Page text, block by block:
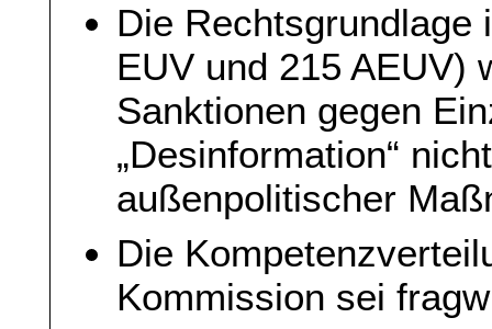
Die
EUV und 215 AEUV)
Sanktionen gegen
„Desinformation“
außenpolitischer
Die
Kommission sei